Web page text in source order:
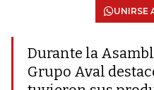
UNIRSE
Durante la
Grupo Aval